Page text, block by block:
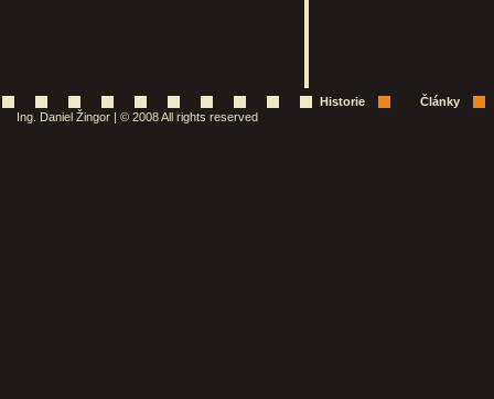
Historie
Články
Ing. Daniel Žingor | © 2008 All rights reserved